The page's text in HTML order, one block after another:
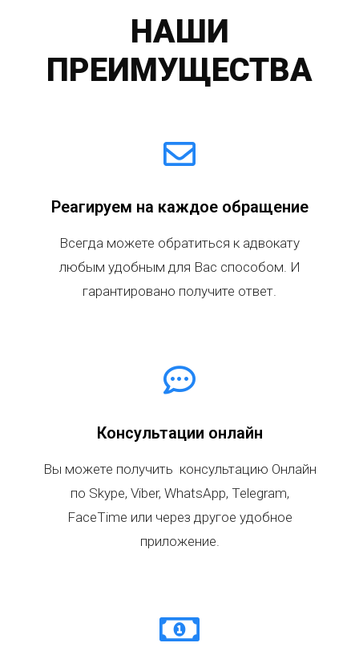
НАШИ
ПРЕИМУЩЕСТВА
Консультации онлайн
Вы можете получить консультацию Онлайн
по Skype, Viber, WhatsApp, Telegram,
FaceTime или через другое удобное
приложение.
Реагируем на каждое обращение
Всегда можете обратиться к адвокату
любым удобным для Вас способом. И
гарантировано получите ответ.